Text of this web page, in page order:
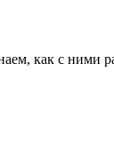
как с ними